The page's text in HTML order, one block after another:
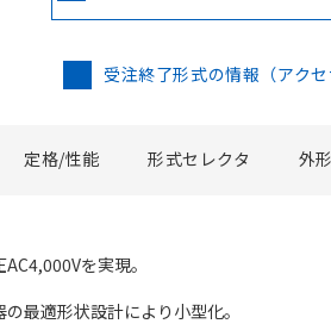
受注終了形式の情報（アク
定格/性能 形式セレクタ 外
AC4,000Vを実現。
の最適形状設計により小型化。